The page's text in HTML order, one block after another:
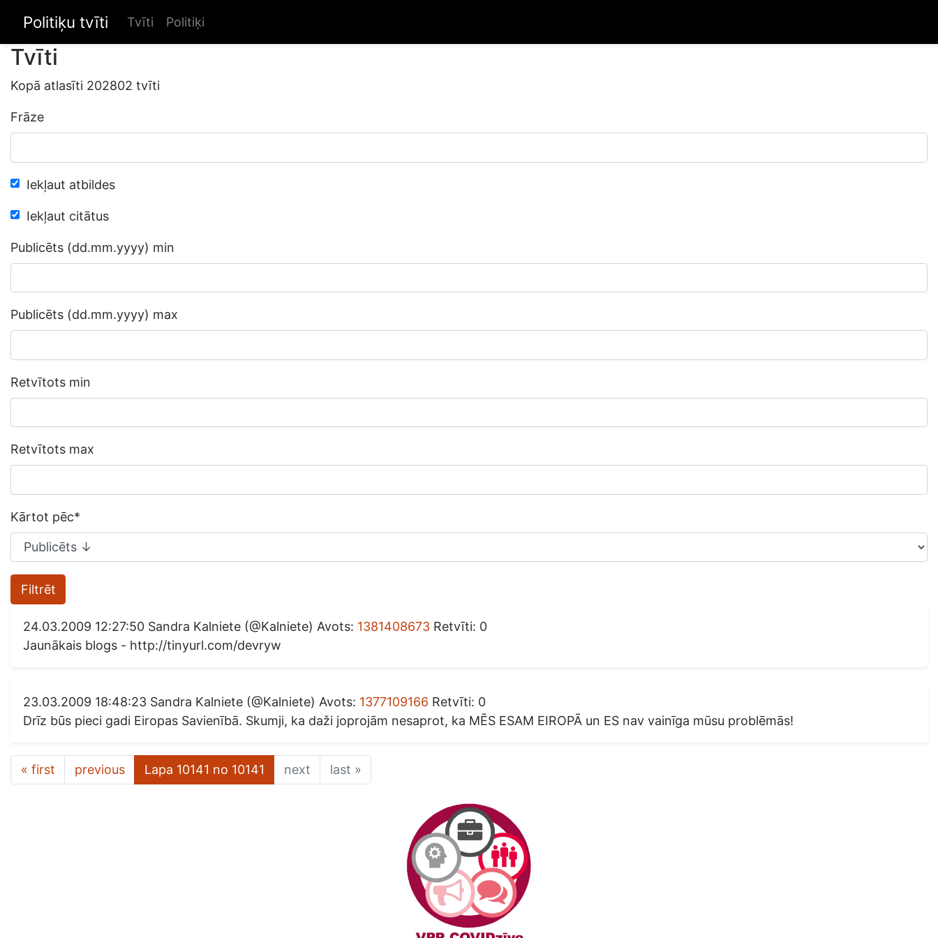
Politiķu tvīti Tvīti Politiķi
Tvīti
Kopā atlasīti 202802 tvīti
Frāze
Iekļaut atbildes
Iekļaut citātus
Publicēts (dd.mm.yyyy) min
Publicēts (dd.mm.yyyy) max
Retvītots min
Retvītots max
Kārtot pēc*
Filtrēt
24.03.2009 12:27:50 Sandra Kalniete (@Kalniete) Avots: 1381408673 Retvīti: 0
Jaunākais blogs - http://tinyurl.com/devryw
23.03.2009 18:48:23 Sandra Kalniete (@Kalniete) Avots: 1377109166 Retvīti: 0
Drīz būs pieci gadi Eiropas Savienībā. Skumji, ka daži joprojām nesaprot, ka MĒS ESAM EIROPĀ un ES nav vainīga mūsu problēmās!
« first previous Lapa 10141 no 10141 next last »